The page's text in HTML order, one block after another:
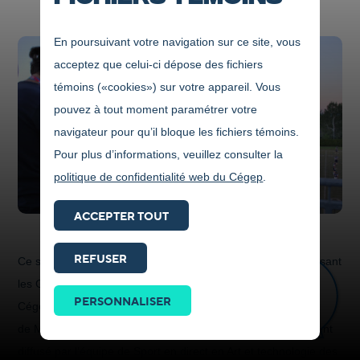
En poursuivant votre navigation sur ce site, vous
acceptez que celui-ci dépose des fichiers
témoins («cookies») sur votre appareil. Vous
pouvez à tout moment paramétrer votre
navigateur pour qu’il bloque les fichiers témoins.
Pour plus d’informations, veuillez consulter la
politique de confidentialité web du Cégep
ACCEPTER TOUT
REFUSER
PERSONNALISER
Ce samedi 29 septembre, à 13 h, le match de football opposant
les Gaillards du Cégep de Jonquière contre les Pionniers du
Cégep de Rimouski sera diffusé en direct sur la chaîne de télé